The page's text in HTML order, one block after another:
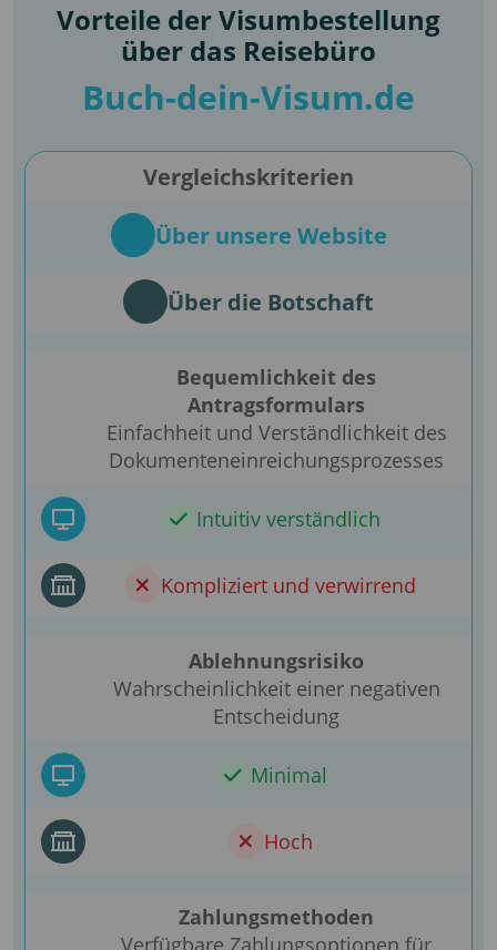
Vorteile der Visumbestellung
über das Reisebüro
Buch-dein-Visum.de
Vergleichskriterien
Über unsere Website
Über die Botschaft
Bequemlichkeit des
Antragsformulars
Einfachheit und Verständlichkeit des
Dokumenteneinreichungsprozesses
Intuitiv verständlich
Kompliziert und verwirrend
Ablehnungsrisiko
Wahrscheinlichkeit einer negativen
Entscheidung
Minimal
Hoch
Zahlungsmethoden